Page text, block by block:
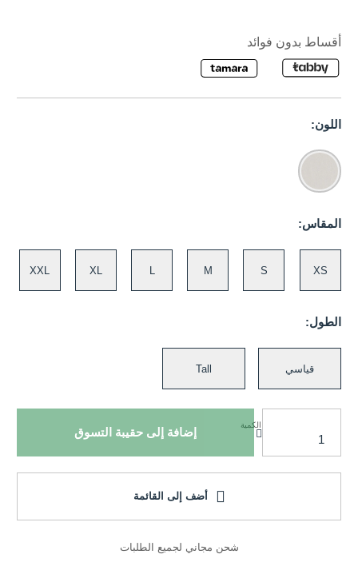
أقساط بدون فوائد
اللون:
المقاس:
XS
S
M
XL
XXL
الطول:
قياسي Tall
الكمية
إضافة إلى حقيبة التسوق
أضف إلى القائمة
شحن مجاني لجميع الطلبات